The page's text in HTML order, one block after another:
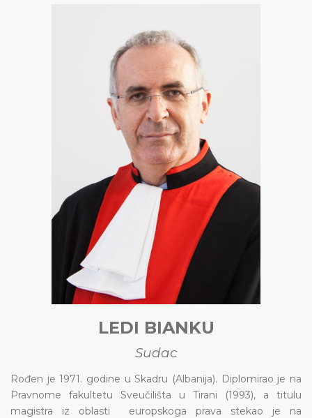
LEDI BIANKU
Sudac
Rođen je 1971. godine u Skadru (Albanija). Diplomirao je na
Pravnome fakultetu Sveučilišta u Tirani (1993), a titulu
magistra iz oblasti europskoga prava stekao je na